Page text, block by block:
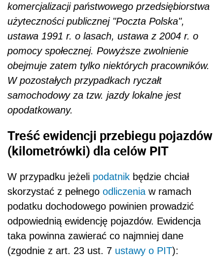
komercjalizacji państwowego przedsiębiorstwa
użyteczności publicznej "Poczta Polska",
ustawa 1991 r. o lasach, ustawa z 2004 r. o
pomocy społecznej. Powyższe zwolnienie
obejmuje zatem tylko niektórych pracowników.
W pozostałych przypadkach ryczałt
samochodowy za tzw. jazdy lokalne jest
opodatkowany.
Treść ewidencji przebiegu pojazdów
(kilometrówki) dla celów PIT
W przypadku jeżeli podatnik będzie chciał
skorzystać z pełnego odliczenia w ramach
podatku dochodowego powinien prowadzić
odpowiednią ewidencję pojazdów. Ewidencja
taka powinna zawierać co najmniej dane
(zgodnie z art. 23 ust. 7 ustawy o PIT):